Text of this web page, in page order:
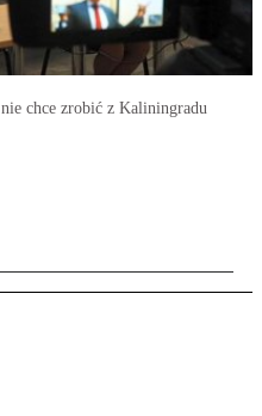
chce zrobić z Kaliningradu